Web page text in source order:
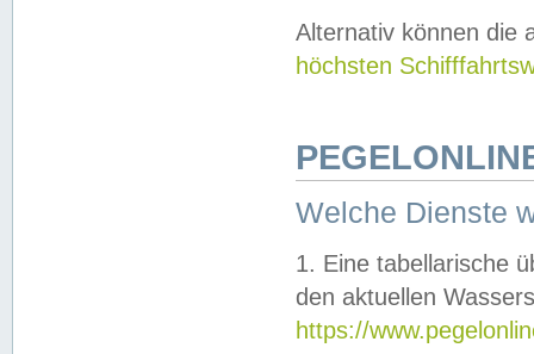
Alternativ können die
höchsten
Welche Dienste
1. Eine tabellarische
den aktuellen
https://